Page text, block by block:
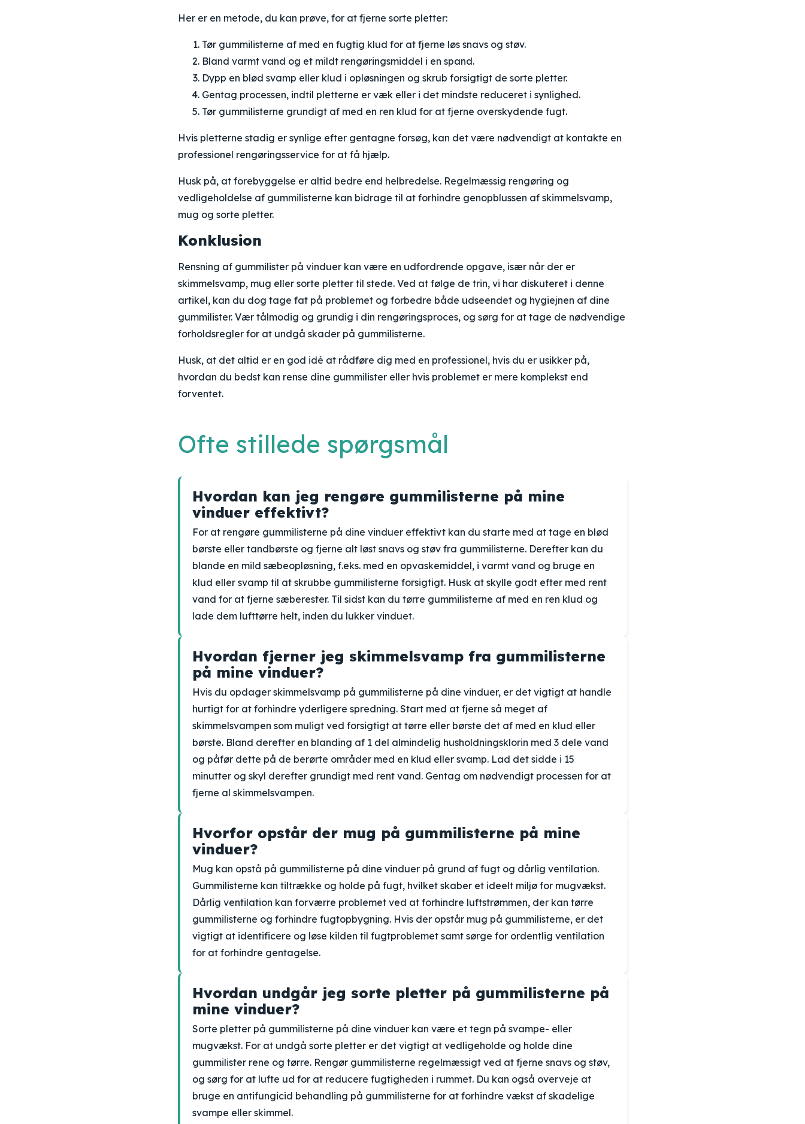
Her er en metode, du kan prøve, for at fjerne sorte pletter:
Tør gummilisterne af med en fugtig klud for at fjerne løs snavs og støv.
Bland varmt vand og et mildt rengøringsmiddel i en spand.
Dypp en blød svamp eller klud i opløsningen og skrub forsigtigt de sorte pletter.
Gentag processen, indtil pletterne er væk eller i det mindste reduceret i synlighed.
Tør gummilisterne grundigt af med en ren klud for at fjerne overskydende fugt.
Hvis pletterne stadig er synlige efter gentagne forsøg, kan det være nødvendigt at kontakte en
professionel rengøringsservice for at få hjælp.
Husk på, at forebyggelse er altid bedre end helbredelse. Regelmæssig rengøring og
vedligeholdelse af gummilisterne kan bidrage til at forhindre genopblussen af skimmelsvamp,
mug og sorte pletter.
Konklusion
Rensning af gummilister på vinduer kan være en udfordrende opgave, især når der er
skimmelsvamp, mug eller sorte pletter til stede. Ved at følge de trin, vi har diskuteret i denne
artikel, kan du dog tage fat på problemet og forbedre både udseendet og hygiejnen af dine
gummilister. Vær tålmodig og grundig i din rengøringsproces, og sørg for at tage de nødvendige
forholdsregler for at undgå skader på gummilisterne.
Husk, at det altid er en god idé at rådføre dig med en professionel, hvis du er usikker på,
hvordan du bedst kan rense dine gummilister eller hvis problemet er mere komplekst end
forventet.
Ofte stillede spørgsmål
Hvordan kan jeg rengøre gummilisterne på mine
vinduer effektivt?
For at rengøre gummilisterne på dine vinduer effektivt kan du starte med at tage en blød
børste eller tandbørste og fjerne alt løst snavs og støv fra gummilisterne. Derefter kan du
blande en mild sæbeopløsning, f.eks. med en opvaskemiddel, i varmt vand og bruge en
klud eller svamp til at skrubbe gummilisterne forsigtigt. Husk at skylle godt efter med rent
vand for at fjerne sæberester. Til sidst kan du tørre gummilisterne af med en ren klud og
lade dem lufttørre helt, inden du lukker vinduet.
Hvordan fjerner jeg skimmelsvamp fra gummilisterne
på mine vinduer?
Hvis du opdager skimmelsvamp på gummilisterne på dine vinduer, er det vigtigt at handle
hurtigt for at forhindre yderligere spredning. Start med at fjerne så meget af
skimmelsvampen som muligt ved forsigtigt at tørre eller børste det af med en klud eller
børste. Bland derefter en blanding af 1 del almindelig husholdningsklorin med 3 dele vand
og påfør dette på de berørte områder med en klud eller svamp. Lad det sidde i 15
minutter og skyl derefter grundigt med rent vand. Gentag om nødvendigt processen for at
fjerne al skimmelsvampen.
Hvorfor opstår der mug på gummilisterne på mine
vinduer?
Mug kan opstå på gummilisterne på dine vinduer på grund af fugt og dårlig ventilation.
Gummilisterne kan tiltrække og holde på fugt, hvilket skaber et ideelt miljø for mugvækst.
Dårlig ventilation kan forværre problemet ved at forhindre luftstrømmen, der kan tørre
gummilisterne og forhindre fugtopbygning. Hvis der opstår mug på gummilisterne, er det
vigtigt at identificere og løse kilden til fugtproblemet samt sørge for ordentlig ventilation
for at forhindre gentagelse.
Hvordan undgår jeg sorte pletter på gummilisterne på
mine vinduer?
Sorte pletter på gummilisterne på dine vinduer kan være et tegn på svampe- eller
mugvækst. For at undgå sorte pletter er det vigtigt at vedligeholde og holde dine
gummilister rene og tørre. Rengør gummilisterne regelmæssigt ved at fjerne snavs og støv,
og sørg for at lufte ud for at reducere fugtigheden i rummet. Du kan også overveje at
bruge en antifungicid behandling på gummilisterne for at forhindre vækst af skadelige
svampe eller skimmel.